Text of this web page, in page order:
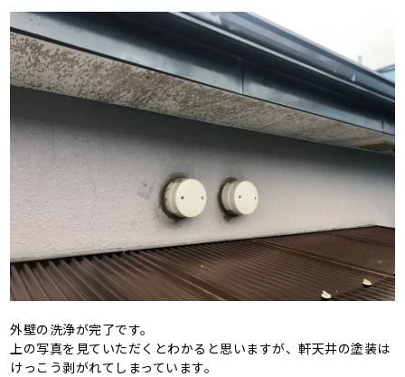
外壁の洗浄が完了です。
上の写真を見ていただくとわかると思いますが、軒天井の塗装は
けっこう剥がれてしまっています。